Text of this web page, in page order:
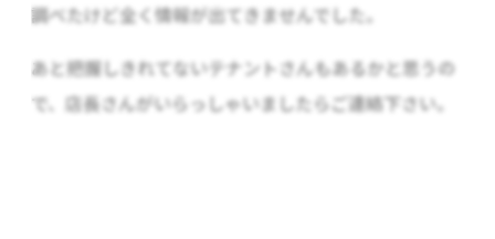
調べたけど全く情報が出てきませんでした。
あと把握しきれてないテナントさんもあるかと思うの
で、店長さんがいらっしゃいましたらご連絡下さい。